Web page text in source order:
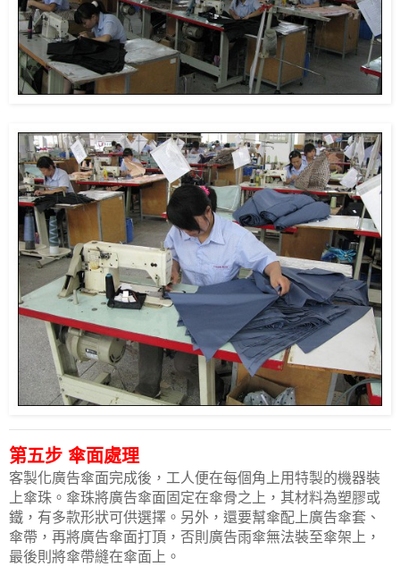
第五步 傘面處理
客製化廣告傘面完成後，工人便在每個角上用特製的機器裝
上傘珠。傘珠將廣告傘面固定在傘骨之上，其材料為塑膠或
鐵，有多款形狀可供選擇。另外，還要幫傘配上廣告傘套、
傘帶，再將廣告傘面打頂，否則廣告雨傘無法裝至傘架上，
最後則將傘帶縫在傘面上。